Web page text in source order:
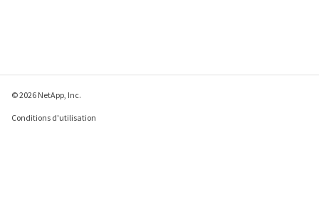
© 2026 NetApp, Inc.
Conditions d'utilisation